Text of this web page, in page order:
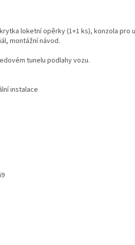
loketní opěrky (1+1 ks), konzola pro
montážní návod.
tunelu podlahy vozu.
instalace